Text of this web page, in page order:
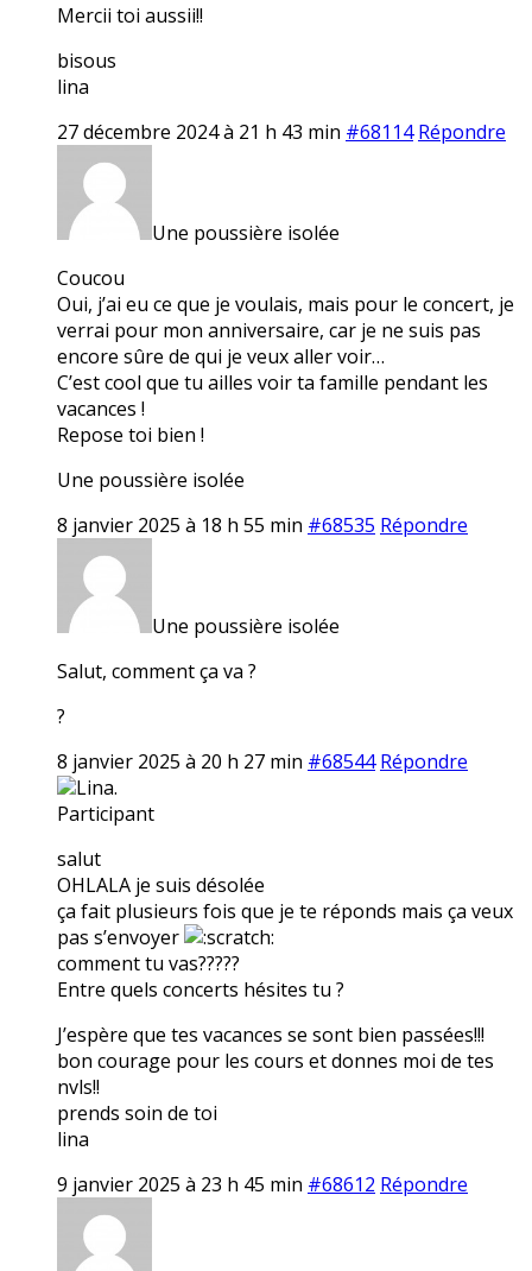
Mercii toi aussii!!
bisous
lina
27 décembre 2024 à 21 h 43 min #68114 Répondre
Une poussière isolée
Coucou
Oui, j’ai eu ce que je voulais, mais pour le concert, je
verrai pour mon anniversaire, car je ne suis pas
encore sûre de qui je veux aller voir…
C’est cool que tu ailles voir ta famille pendant les
vacances !
Repose toi bien !
Une poussière isolée
8 janvier 2025 à 18 h 55 min #68535 Répondre
Une poussière isolée
Salut, comment ça va ?
?
8 janvier 2025 à 20 h 27 min #68544 Répondre
Lina.
Participant
salut
OHLALA je suis désolée
ça fait plusieurs fois que je te réponds mais ça veux
pas s’envoyer
comment tu vas?????
Entre quels concerts hésites tu ?
J’espère que tes vacances se sont bien passées!!!
bon courage pour les cours et donnes moi de tes
nvls!!
prends soin de toi
lina
9 janvier 2025 à 23 h 45 min #68612 Répondre